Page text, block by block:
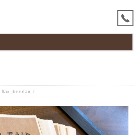
flax_beerfair_t